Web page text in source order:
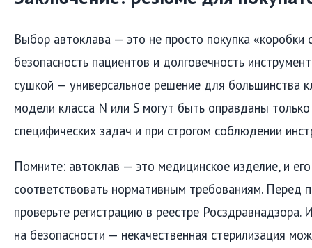
Выбор автоклава — это не просто покупка «коробки
безопасность пациентов и долговечность
сушкой — универсальное решение для большинства
модели класса N или S могут быть оправданы
специфических задач и при строгом соблюдении
Помните: автоклав — это медицинское изделие, и
соответствовать нормативным требованиям. Перед
проверьте регистрацию в реестре Росздравнадзора.
на безопасности — некачественная стерилизация